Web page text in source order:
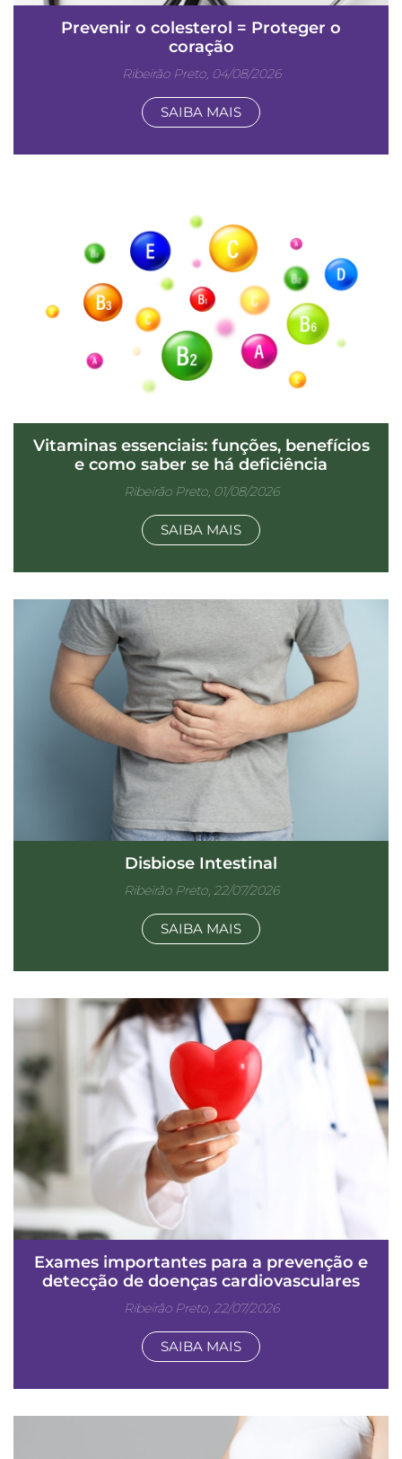
Prevenir o colesterol = Proteger o
coração
Ribeirão Preto, 04/08/2026
SAIBA MAIS
Vitaminas essenciais: funções, benefícios
e como saber se há deficiência
Ribeirão Preto, 01/08/2026
SAIBA MAIS
Disbiose Intestinal
Ribeirão Preto, 22/07/2026
SAIBA MAIS
Exames importantes para a prevenção e
detecção de doenças cardiovasculares
Ribeirão Preto, 22/07/2026
SAIBA MAIS